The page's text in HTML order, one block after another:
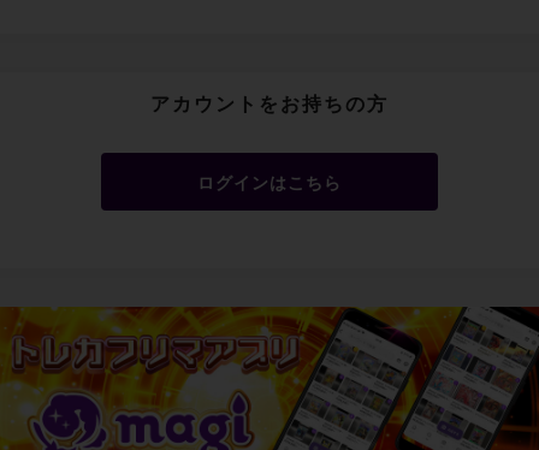
アカウントをお持ちの方
ログインはこちら